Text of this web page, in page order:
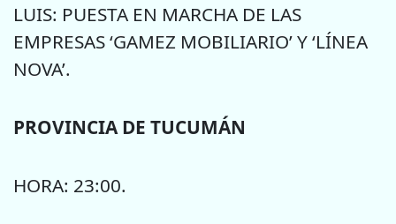
LUIS: PUESTA EN MARCHA DE LAS
EMPRESAS ‘GAMEZ MOBILIARIO’ Y ‘LÍNEA
NOVA’.
PROVINCIA DE TUCUMÁN
HORA: 23:00.